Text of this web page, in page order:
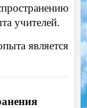
учителей.
является